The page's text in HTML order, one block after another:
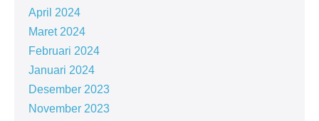
April 2024
Maret 2024
Februari 2024
Januari 2024
Desember 2023
November 2023